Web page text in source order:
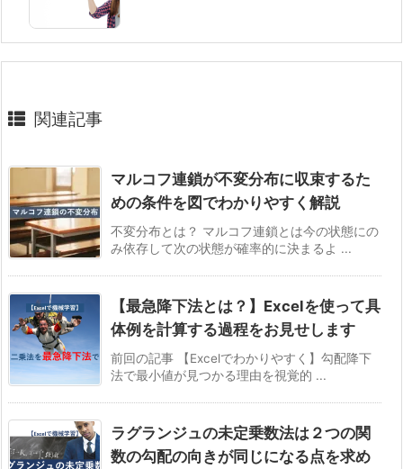
関連記事
マルコフ連鎖が不変分布に収束するた
めの条件を図でわかりやすく解説
不変分布とは？ マルコフ連鎖とは今の状態にの
み依存して次の状態が確率的に決まるよ ...
【最急降下法とは？】Excelを使って具
体例を計算する過程をお見せします
前回の記事 【Excelでわかりやすく】勾配降下
法で最小値が見つかる理由を視覚的 ...
ラグランジュの未定乗数法は２つの関
数の勾配の向きが同じになる点を求め